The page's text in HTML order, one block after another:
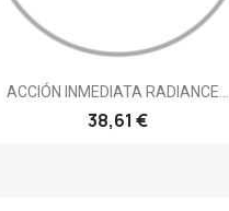
Vista rápida
ACCIÓN INMEDIATA RADIANCE...
38,61 €